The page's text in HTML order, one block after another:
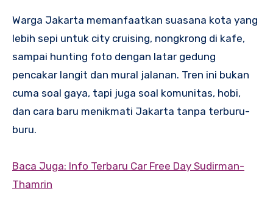
Warga Jakarta memanfaatkan suasana kota yang
lebih sepi untuk city cruising, nongkrong di kafe,
sampai hunting foto dengan latar gedung
pencakar langit dan mural jalanan. Tren ini bukan
cuma soal gaya, tapi juga soal komunitas, hobi,
dan cara baru menikmati Jakarta tanpa terburu-
buru.
Baca Juga: Info Terbaru Car Free Day Sudirman-
Thamrin